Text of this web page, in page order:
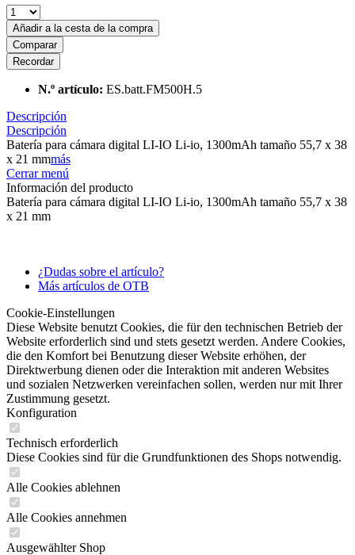
Añadir a la cesta de la compra
Comparar
Recordar
N.º artículo: ES.batt.FM500H.5
Descripción
Descripción
Batería para cámara digital LI-IO Li-io, 1300mAh tamaño 55,7 x 38
x 21 mmmás
Cerrar menú
Información del producto
Batería para cámara digital LI-IO Li-io, 1300mAh tamaño 55,7 x 38
x 21 mm
¿Dudas sobre el artículo?
Más artículos de OTB
Cookie-Einstellungen
Diese Website benutzt Cookies, die für den technischen Betrieb der
Website erforderlich sind und stets gesetzt werden. Andere Cookies,
die den Komfort bei Benutzung dieser Website erhöhen, der
Direktwerbung dienen oder die Interaktion mit anderen Websites
und sozialen Netzwerken vereinfachen sollen, werden nur mit Ihrer
Zustimmung gesetzt.
Konfiguration
Technisch erforderlich
Diese Cookies sind für die Grundfunktionen des Shops notwendig.
Alle Cookies ablehnen
Alle Cookies annehmen
Ausgewählter Shop